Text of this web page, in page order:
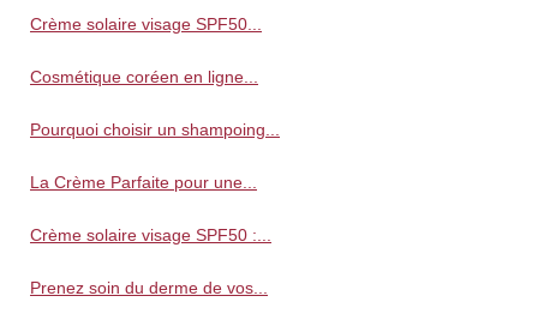
Crème solaire visage SPF50...
Cosmétique coréen en ligne...
Pourquoi choisir un shampoing...
La Crème Parfaite pour une...
Crème solaire visage SPF50 :...
Prenez soin du derme de vos...